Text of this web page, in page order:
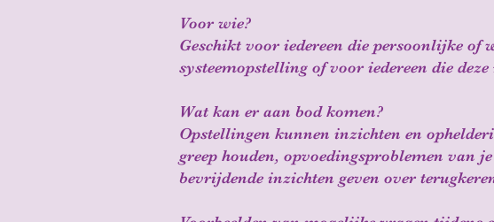
Voor wie?
Geschikt voor iedereen die persoonlijke of
systeemopstelling of voor iedereen die
Wat kan er aan bod komen?
Opstellingen kunnen inzichten en
greep houden, opvoedingsproblemen van
bevrijdende inzichten geven over